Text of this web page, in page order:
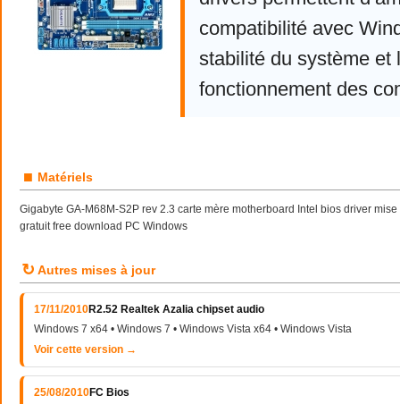
compatibilité avec
stabilité du système et
fonctionnement des
■ Matériels
Gigabyte GA-M68M-S2P rev 2.3 carte mère motherboard Intel bios driver
gratuit free download PC Windows
↻ Autres mises à jour
17/11/2010R2.52 Realtek Azalia chipset audio
Windows 7 x64 • Windows 7 • Windows Vista x64 • Windows Vista
Voir cette version →
25/08/2010FC Bios